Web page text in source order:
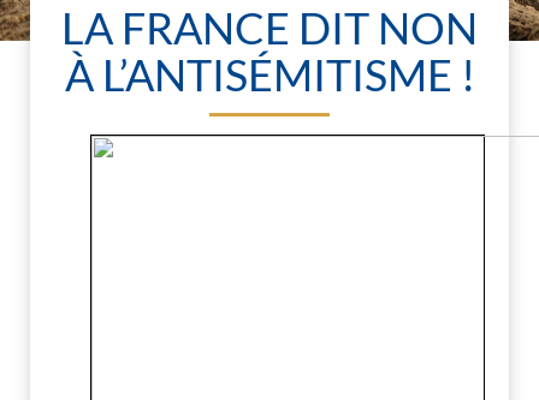
LA FRANCE DIT NON
À L’ANTISÉMITISME !